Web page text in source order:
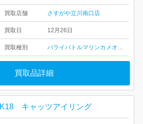
買取店舗 さすがや立川南口店
買取日 12月26日
買取種別 パライバトルマリンカメオアクアマ
買取品詳細
K18 キャッツアイリング